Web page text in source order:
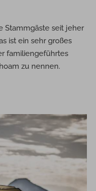
Stammgäste seit jeher
ist ein sehr großes
familiengeführtes
zu nennen.